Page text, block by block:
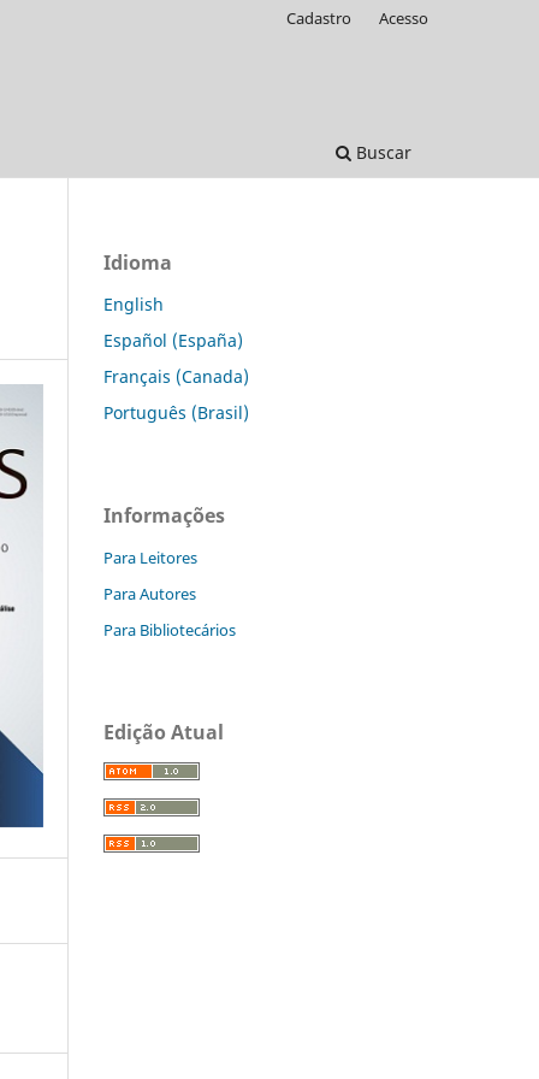
Buscar
Cadastro Acesso
Idioma
English
Español (España)
Français (Canada)
Português (Brasil)
Informações
Para Leitores
Para Autores
Para Bibliotecários
Edição Atual